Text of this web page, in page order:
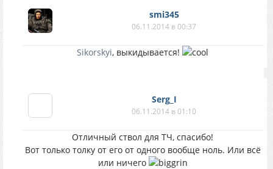
smi345
06.11.2014 в 00:37
Sikorskyi, выкидывается!
Serg_I
06.11.2014 в 01:10
Отличный ствол для ТЧ, спасибо!
Вот только толку от его от одного вообще ноль. Или всё
или ничего